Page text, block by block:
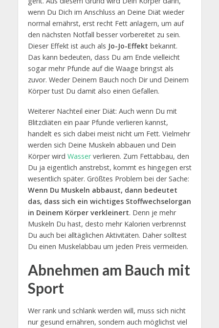
wenn Du Dich im Anschluss an Deine Diät wieder
normal ernährst, erst recht Fett anlagern, um auf
den nächsten Notfall besser vorbereitet zu sein.
Dieser Effekt ist auch als Jo-Jo-Effekt bekannt.
Das kann bedeuten, dass Du am Ende vielleicht
sogar mehr Pfunde auf die Waage bringst als
zuvor. Weder Deinem Bauch noch Dir und Deinem
Körper tust Du damit also einen Gefallen.
Weiterer Nachteil einer Diät: Auch wenn Du mit
Blitzdiäten ein paar Pfunde verlieren kannst,
handelt es sich dabei meist nicht um Fett. Vielmehr
werden sich Deine Muskeln abbauen und Dein
Körper wird Wasserverlieren. Zum Fettabbau, den
Du ja eigentlich anstrebst, kommt es hingegen erst
wesentlich später. Größtes Problem bei der Sache:
Wenn Du Muskeln abbaust, dann bedeutet
das, dass sich ein wichtiges Stoffwechselorgan
in Deinem Körper verkleinert. Denn je mehr
Muskeln Du hast, desto mehr Kalorien verbrennst
Du auch bei alltäglichen Aktivitäten. Daher solltest
Du einen Muskelabbau um jeden Preis vermeiden.
Abnehmen am Bauch mit
Sport
Wer rank und schlank werden will, muss sich nicht
nur gesund ernähren, sondern auch möglichst viel